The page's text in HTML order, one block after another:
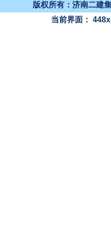
版权所有：济南二建
当前界面：